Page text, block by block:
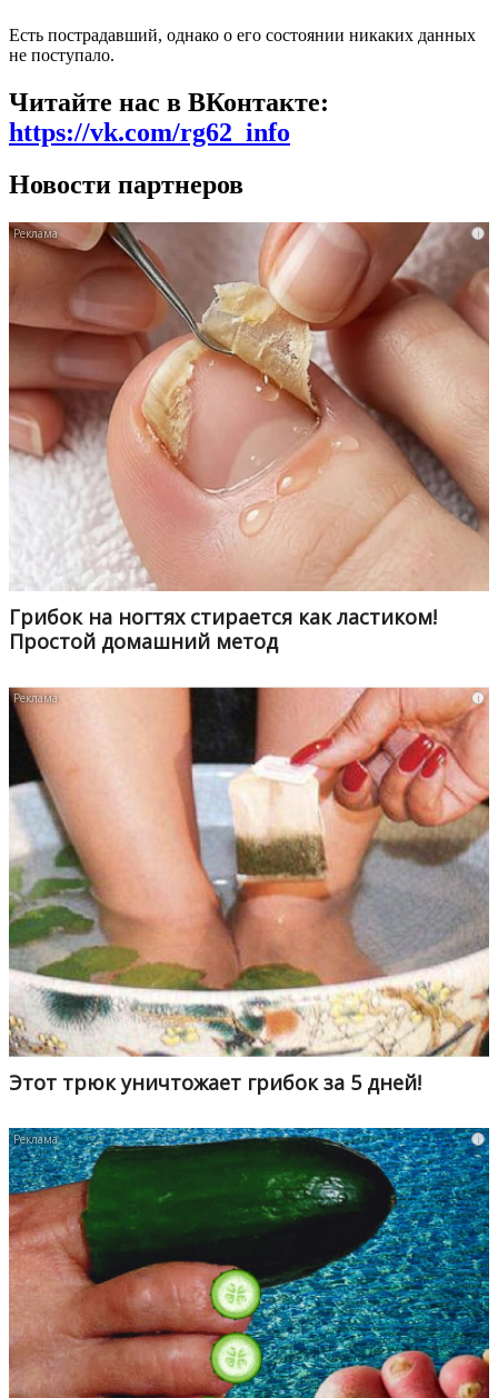
Есть пострадавший, однако о его состоянии никаких данных
не поступало.
Читайте нас в ВКонтакте:
https://vk.com/rg62_info
Новости партнеров
i
Грибок на ногтях стирается как ластиком!
Простой домашний метод
i
Этот трюк уничтожает грибок за 5 дней!
i